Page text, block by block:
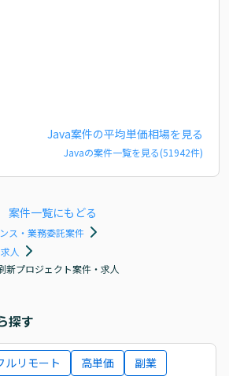
Java案件の平均単価相場を見る
Javaの案件一覧を見る(51942件)
案件一覧にもどる
ス・業務委託案件
人
新プロジェクト案件・求人
探す
ルリモート 高単価
副業